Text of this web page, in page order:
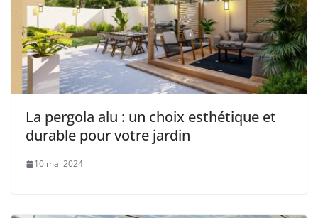
La pergola alu : un choix esthétique et
durable pour votre jardin
10 mai 2024